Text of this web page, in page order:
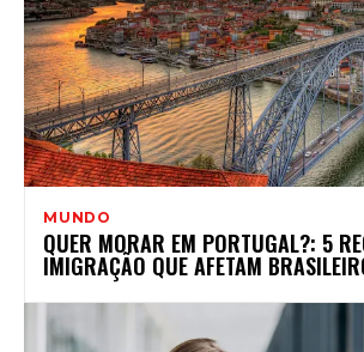
MUNDO
QUER MORAR EM PORTUGAL?: 5
IMIGRAÇÃO QUE AFETAM